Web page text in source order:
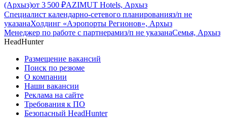
(Архыз)от 3 500 ₽AZIMUT Hotels, Архыз
Специалист календарно-сетевого планированияз/п не
указанаХолдинг «Аэропорты Регионов», Архыз
Менеджер по работе с партнерамиз/п не указанаСемья, Архыз
HeadHunter
Размещение вакансий
Поиск по резюме
О компании
Наши вакансии
Реклама на сайте
Требования к ПО
Безопасный HeadHunter